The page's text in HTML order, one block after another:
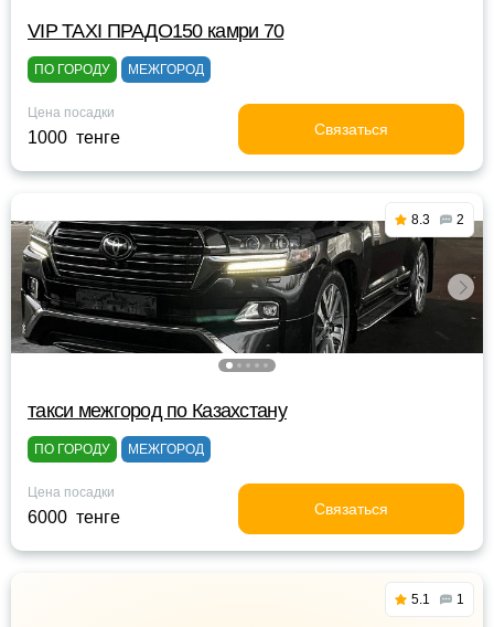
VIP TAXI ПРАДО150 камри 70
ПО ГОРОДУ МЕЖГОРОД
Цена посадки
1000 тенге Связаться
8.3 2
такси межгород по Казахстану
ПО ГОРОДУ МЕЖГОРОД
Цена посадки
6000 тенге Связаться
5.1 1